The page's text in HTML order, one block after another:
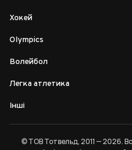
Хокей
Olympics
Волейбол
Легка атлетика
Інші
© ТОВ Тотвельд, 2011 — 2026.